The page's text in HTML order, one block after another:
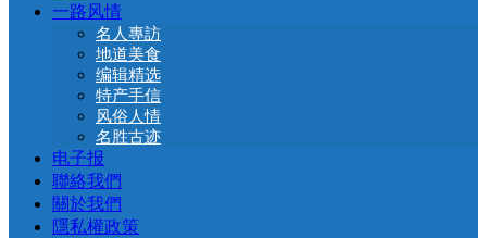
一路风情
名人專訪
地道美食
编辑精选
特产手信
风俗人情
名胜古迹
电子报
聯絡我們
關於我們
隱私權政策